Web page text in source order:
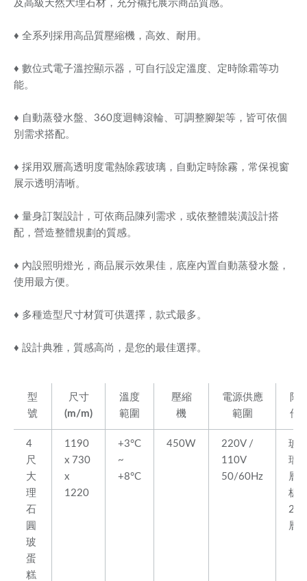
及高級天然大理石材，充分襯托展示商品質感。
♦ 全系列採用高品質壓縮機，高效、耐用。
♦ 數位式電子溫控顯示器，可自行設定溫度、定時除霜等功
能。
♦ 自動蒸發水盤、360度迴轉滾輪、可調整腳架等，皆可依個
別需求搭配。
♦ 採用双層高透明度電熱除霚玻璃，自動定時除霧，常保視窗
展示透明清唽。
♦ 量身訂製設計，可依商品陳列需求，或依整體裝潢設計搭
配，營造整體規劃的質感。
♦ 內設照明燈光，商品展示效果佳，底座內置自動蒸發水盤，
使用最方便。
♦ 多種造型尺寸材質可供選擇，款式最多。
♦ 設計典雅，質感高尚，是您的最佳選擇。
型
號
尺寸
(m/m)
溫度
範圍
壓縮
機
電源供應
範圍
附
件
4
尺
大
理
石
圓
玻
蛋
糕
1190
x 730
x
1220
+3°C
~
+8°C
450W
220V /
110V
50/60Hz
玻
璃
層
板
2
層